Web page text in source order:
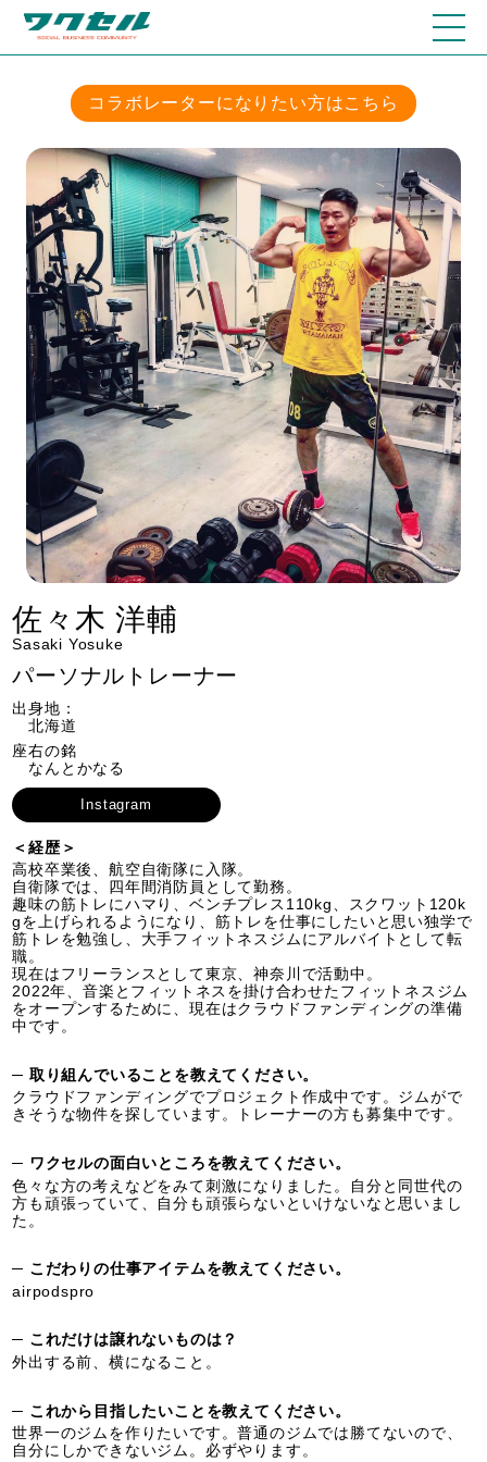
コラボレーターになりたい方はこちら
佐々木 洋輔
Sasaki Yosuke
パーソナルトレーナー
出身地：
北海道
座右の銘
なんとかなる
Instagram
＜経歴＞
高校卒業後、航空自衛隊に入隊。
自衛隊では、四年間消防員として勤務。
趣味の筋トレにハマり、ベンチプレス110kg、スクワット120k
gを上げられるようになり、筋トレを仕事にしたいと思い独学で
筋トレを勉強し、大手フィットネスジムにアルバイトとして転
職。
現在はフリーランスとして東京、神奈川で活動中。
2022年、音楽とフィットネスを掛け合わせたフィットネスジム
をオープンするために、現在はクラウドファンディングの準備
中です。
─ 取り組んでいることを教えてください。
クラウドファンディングでプロジェクト作成中です。ジムがで
きそうな物件を探しています。トレーナーの方も募集中です。
─ ワクセルの面白いところを教えてください。
色々な方の考えなどをみて刺激になりました。自分と同世代の
方も頑張っていて、自分も頑張らないといけないなと思いまし
た。
─ こだわりの仕事アイテムを教えてください。
airpodspro
─ これだけは譲れないものは？
外出する前、横になること。
─ これから目指したいことを教えてください。
世界一のジムを作りたいです。普通のジムでは勝てないので、
自分にしかできないジム。必ずやります。